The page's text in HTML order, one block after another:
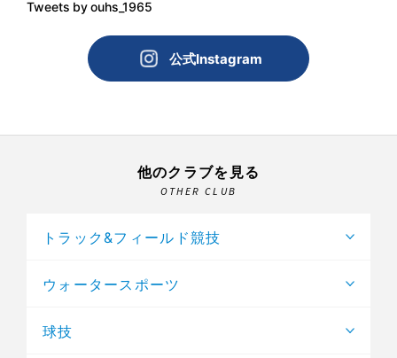
Tweets by ouhs_1965
公式Instagram
他のクラブを見る
OTHER CLUB
トラック&フィールド競技
ウォータースポーツ
球技